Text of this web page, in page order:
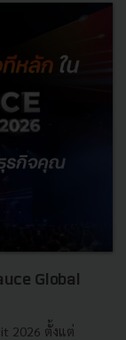
Global
2026 ตั้งแต่